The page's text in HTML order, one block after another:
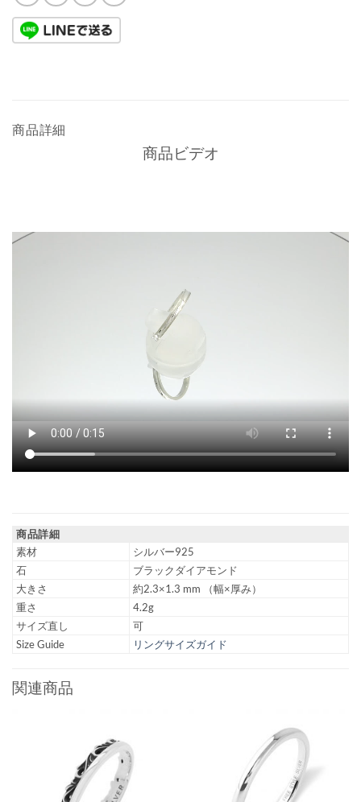
商品詳細
商品ビデオ
商品詳細
素材
シルバー925
石
ブラックダイアモンド
大きさ
約2.3×1.3 mm （幅×厚み）
重さ
4.2g
サイズ直し
可
Size Guide
リングサイズガイド
関連商品